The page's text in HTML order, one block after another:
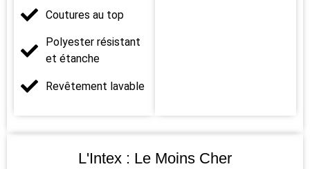
Coutures au top
Polyester résistant
et étanche
Revêtement lavable
L'Intex : Le Moins Cher